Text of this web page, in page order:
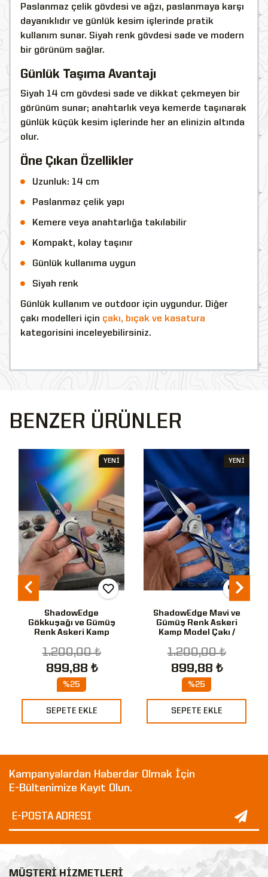
Paslanmaz çelik gövdesi ve ağzı, paslanmaya karşı
dayanıklıdır ve günlük kesim işlerinde pratik
kullanım sunar. Siyah renk gövdesi sade ve modern
bir görünüm sağlar.
Günlük Taşıma Avantajı
Siyah 14 cm gövdesi sade ve dikkat çekmeyen bir
görünüm sunar; anahtarlık veya kemerde taşınarak
günlük küçük kesim işlerinde her an elinizin altında
olur.
Öne Çıkan Özellikler
Uzunluk: 14 cm
Paslanmaz çelik yapı
Kemere veya anahtarlığa takılabilir
Kompakt, kolay taşınır
Günlük kullanıma uygun
Siyah renk
Günlük kullanım ve outdoor için uygundur. Diğer
çakı modelleri için çakı, bıçak ve kasatura
kategorisini inceleyebilirsiniz.
BENZER ÜRÜNLER
ShadowEdge
Gökkuşağı ve Gümüş
Renk Askeri Kamp
1.200,00 ₺
899,88 ₺
%25
SEPETE EKLE
YENİ
ShadowEdge Mavi ve
Gümüş Renk Askeri
Kamp Model Çakı /
1.200,00 ₺
899,88 ₺
%25
SEPETE EKLE
YENİ
Kampanyalardan Haberdar Olmak İçin
E-Bültenimize Kayıt Olun.
MÜŞTERİ HİZMETLERİ